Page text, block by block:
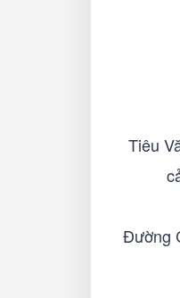
Tiêu
Đường